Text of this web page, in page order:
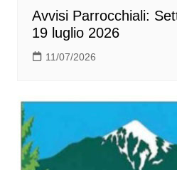
Avvisi Parrocchiali:
19 luglio 2026
11/07/2026